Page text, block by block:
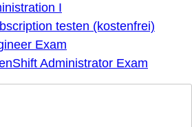
I
testen (kostenfrei)
Exam
Administrator Exam